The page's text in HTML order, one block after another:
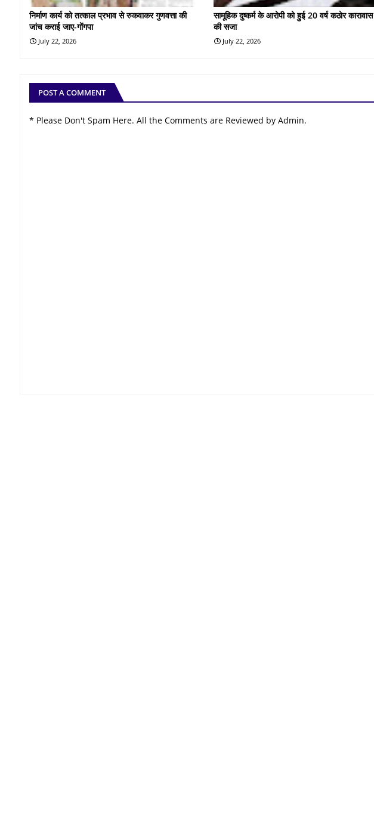
निर्माण कार्य को तत्काल प्रभाव से रुकवाकर गुणवत्ता की
जांच कराई जाए-गोंगपा
July 22, 2026
सामूहिक दुष्कर्म के आरोपी को हुई 20 वर्ष कठोर कारावास
की सजा
July 22, 2026
POST A COMMENT
* Please Don't Spam Here. All the Comments are Reviewed by Admin.